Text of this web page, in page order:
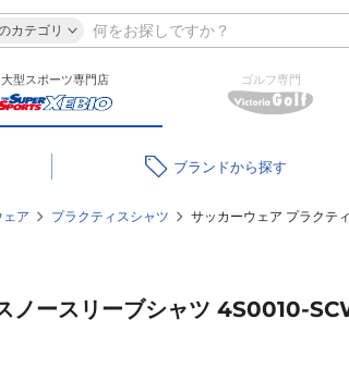
カテゴリ
大型スポーツ専門店 ゴルフ専門
ブランド
ア プラクティスシャツ サッカーウェア プラクテ
ノースリーブシャツ 4S0010-